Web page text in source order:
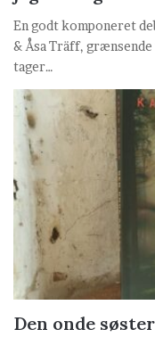
En godt komponeret
& Åsa Träff, grænsende
tager…
Den onde søster